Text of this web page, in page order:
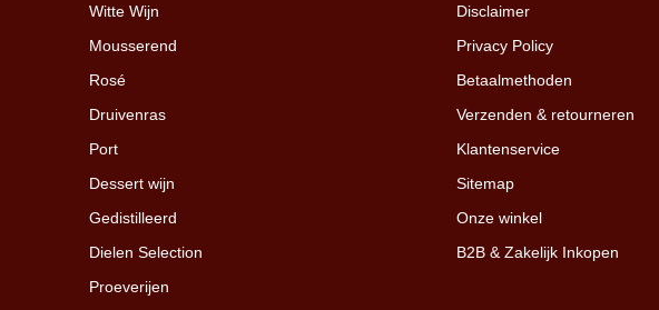
Witte Wijn
Mousserend
Rosé
Druivenras
Port
Dessert wijn
Gedistilleerd
Dielen Selection
Proeverijen
Disclaimer
Privacy Policy
Betaalmethoden
Verzenden & retourneren
Klantenservice
Sitemap
Onze winkel
B2B & Zakelijk Inkopen